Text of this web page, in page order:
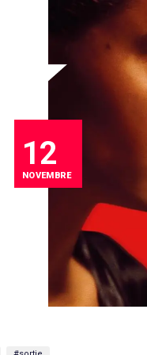
12
NOVEMBRE